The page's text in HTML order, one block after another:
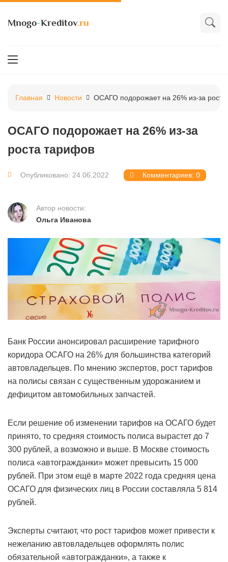
Mnogo-Kreditov.ru
Главная Новости ОСАГО подорожает на 26% из-за
ОСАГО подорожает на 26% из-за
роста тарифов
Опубликовано: 24.06.2022 Комментариев: 0
Автор новости:
Ольга Иванова
Банк России анонсировал расширение тарифного
коридора ОСАГО на 26% для большинства категорий
автовладельцев. По мнению экспертов, рост тарифов
на полисы связан с существенным удорожанием и
дефицитом автомобильных запчастей.
Если решение об изменении тарифов на ОСАГО будет
принято, то средняя стоимость полиса вырастет до 7
300 рублей, а возможно и выше. В Москве стоимость
полиса «автогражданки» может превысить 15 000
рублей. При этом ещё в марте 2022 года средняя цена
ОСАГО для физических лиц в России составляла 5 814
рублей.
Эксперты считают, что рост тарифов может привести к
нежеланию автовладельцев оформлять полис
обязательной «автогражданки», а также к